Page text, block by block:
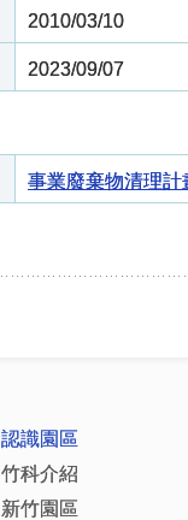
2010/03/10
2023/09/07
事業廢棄物清理
認識園區
竹科介紹
新竹園區